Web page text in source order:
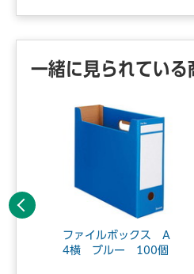
一緒に見られている
ファイルボックス A
4横 ブルー 100個
前へ